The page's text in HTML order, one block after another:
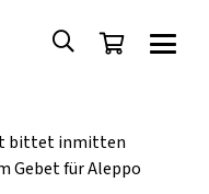
bittet inmitten
Gebet für Aleppo